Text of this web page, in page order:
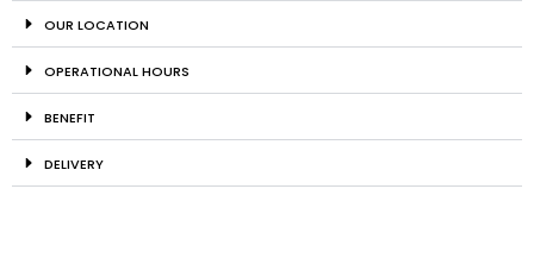
OUR LOCATION
OPERATIONAL HOURS
BENEFIT
DELIVERY